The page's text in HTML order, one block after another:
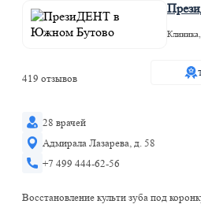
419 отзывов
28 врачей
Адмирала Лазарева, д. 58
+7 499 444-62-56
Восстановление культи зуба под